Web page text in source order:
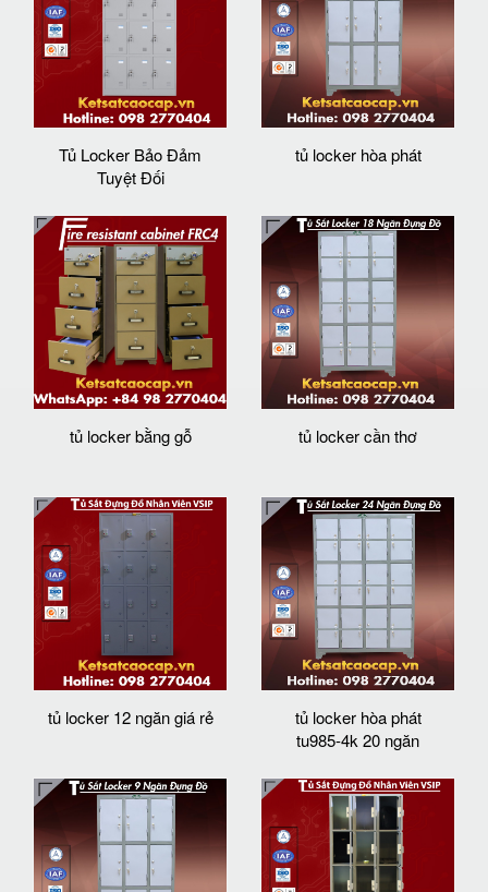
Tủ Locker Bảo Đảm
Tuyệt Đối
tủ locker hòa phát
tủ locker bằng gỗ tủ locker cần thơ
tủ locker 12 ngăn giá rẻ
tủ locker hòa phát
tu985-4k 20 ngăn